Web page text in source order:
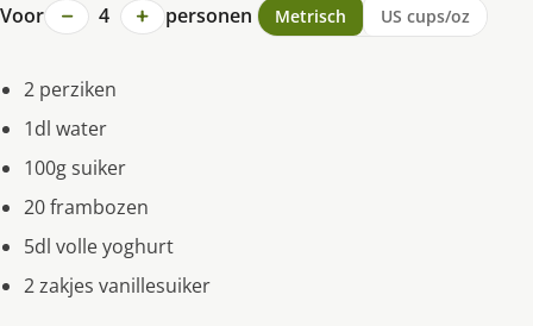
Voor − 4 + personen Metrisch US cups/oz
2 perziken
1dl water
100g suiker
20 frambozen
5dl volle yoghurt
2 zakjes vanillesuiker